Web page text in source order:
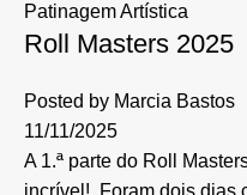
Patinagem Artística
Roll Masters 2025
Posted by Marcia Bastos
11/11/2025
A 1.ª parte do Roll
incrível! Foram dois dias